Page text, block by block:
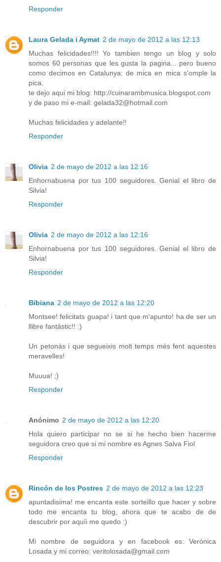
Responder
Laura Gelada i Aymat 2 de mayo de 2012 a las 12:13
Muchas felicidades!!!! Yo tambien tengo un blog y solo
somos 60 personas que les gusta la pagina... pero bueno
como decimos en Catalunya: de mica en mica s'omple la
pica.
te dejo aqui mi blog: http://cuinarambmusica.blogspot.com
y de paso mi e-mail: gelada32@hotmail.com
Muchas felicidades y adelante!!
Responder
Olivia 2 de mayo de 2012 a las 12:16
Enhornabuena por tus 100 seguidores. Genial el libro de
Silvia!
Responder
Olivia 2 de mayo de 2012 a las 12:16
Enhornabuena por tus 100 seguidores. Genial el libro de
Silvia!
Responder
Bibiana 2 de mayo de 2012 a las 12:20
Montsee! felicitats guapa! i tant que m'apunto! ha de ser un
llibre fantàstic!! :)
Un petonàs i que segueixis molt temps més fent aquestes
meravelles!
Muuua! ;)
Responder
Anónimo 2 de mayo de 2012 a las 12:20
Hola quiero participar no se si he hecho bien hacerme
seguidora creo que si mi nombre es Agnes Salva Fiol
Responder
Rincón de los Postres 2 de mayo de 2012 a las 12:23
apuntadisima! me encanta este sorteillo que hacer y sobre
todo me encanta tu blog, ahora que te acabo de de
descubrir por aquíi me quedo :)
Mi nombre de seguidora y en facebook es: Verónica
Losada y mi correo: veritolosada@gmail.com